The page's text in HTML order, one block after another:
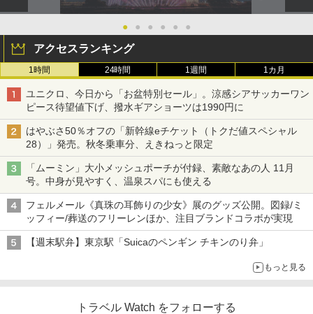
● ● ● ● ● ●
アクセスランキング
1時間 24時間 1週間 1カ月
ユニクロ、今日から「お盆特別セール」。涼感シアサッカーワン
ピース待望値下げ、撥水ギアショーツは1990円に
はやぶさ50％オフの「新幹線eチケット（トクだ値スペシャル
28）」発売。秋冬乗車分、えきねっと限定
「ムーミン」大小メッシュポーチが付録、素敵なあの人 11月
号。中身が見やすく、温泉スパにも使える
フェルメール《真珠の耳飾りの少女》展のグッズ公開。図録/ミ
ッフィー/葬送のフリーレンほか、注目ブランドコラボが実現
【週末駅弁】東京駅「Suicaのペンギン チキンのり弁」
もっと見る
トラベル Watch をフォローする